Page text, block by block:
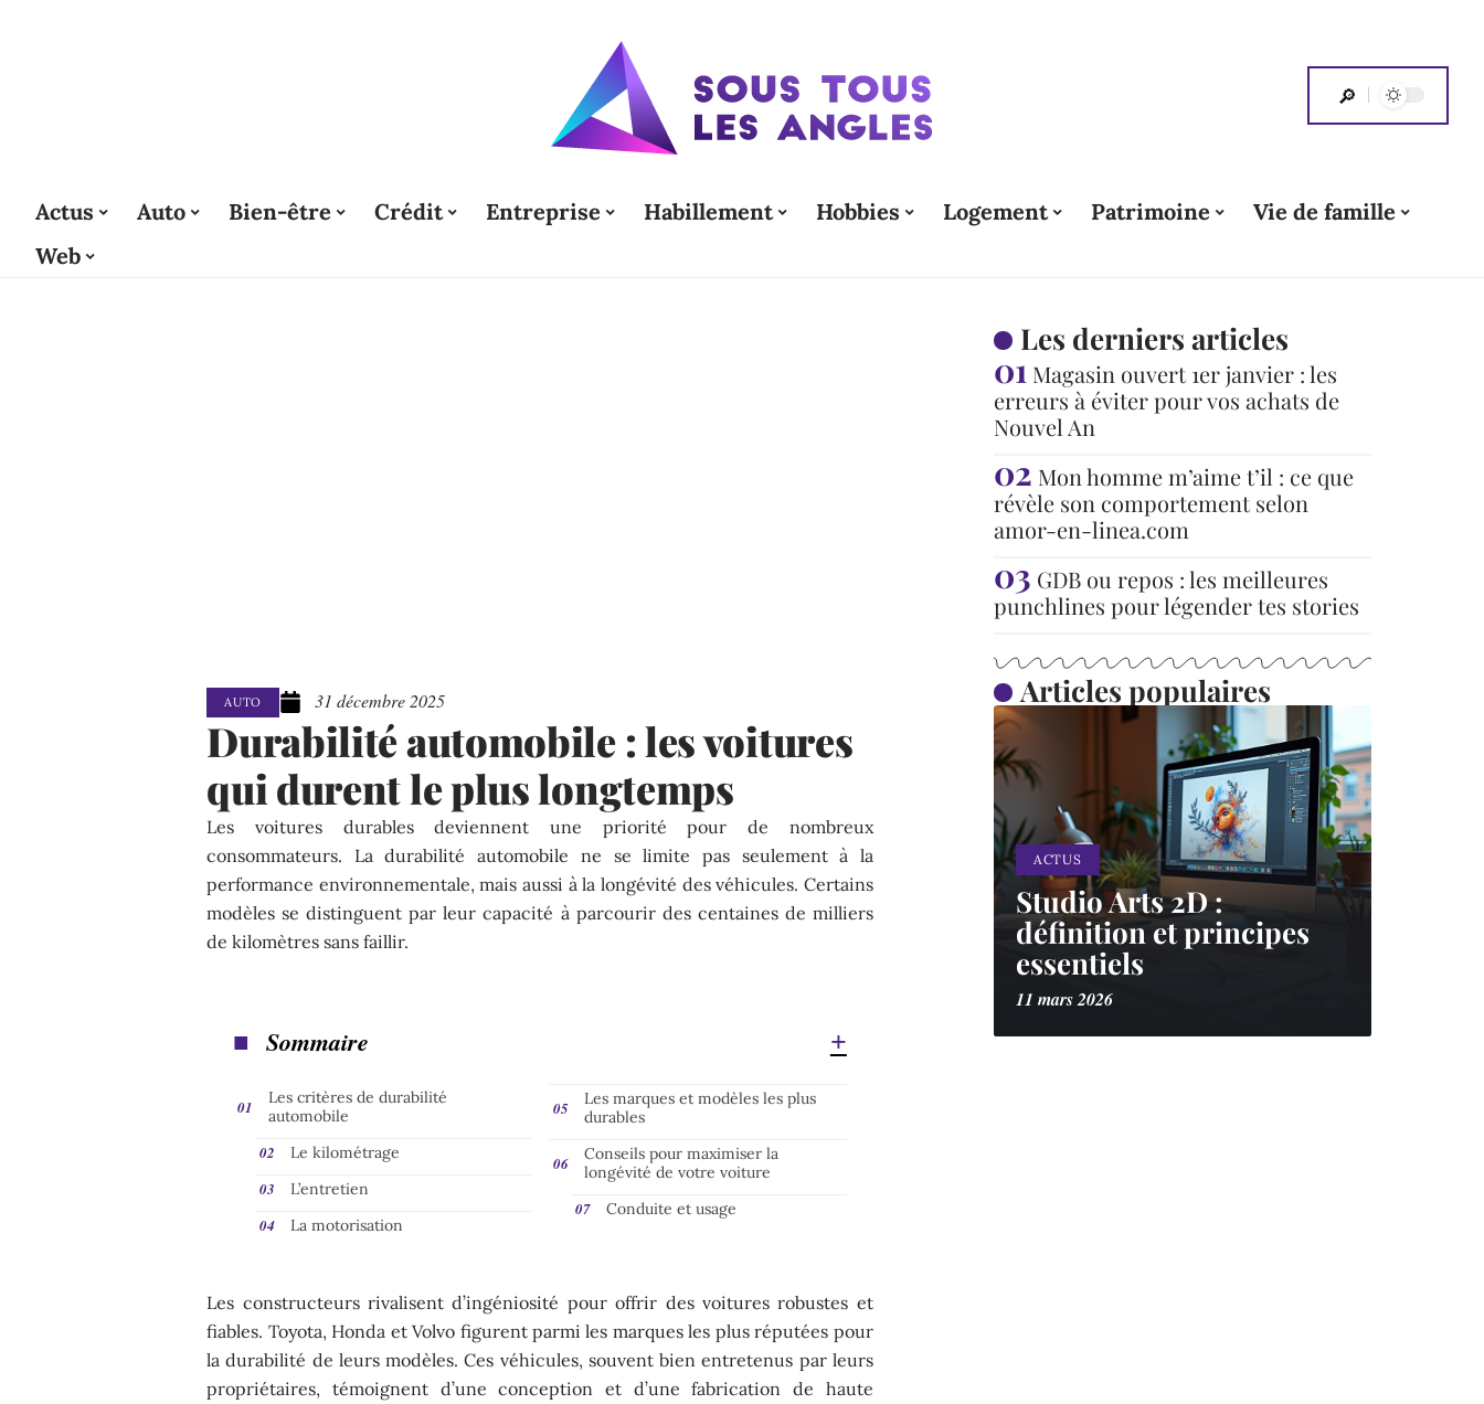
Actus Auto Bien-être Crédit Entreprise Habillement Hobbies Logement Patrimoine
Vie de famille
Web
AUTO 31 décembre 2025
Durabilité automobile : les voitures
qui durent le plus longtemps
Les voitures durables deviennent une priorité pour de nombreux
consommateurs. La durabilité automobile ne se limite pas seulement à la
performance environnementale, mais aussi à la longévité des véhicules. Certains
modèles se distinguent par leur capacité à parcourir des centaines de milliers
de kilomètres sans faillir.
Sommaire
Les critères de durabilité
automobile
Le kilométrage
L’entretien
La motorisation
Les marques et modèles les plus
durables
Conseils pour maximiser la
longévité de votre voiture
Conduite et usage
Les constructeurs rivalisent d’ingéniosité pour offrir des voitures robustes et
fiables. Toyota, Honda et Volvo figurent parmi les marques les plus réputées pour
la durabilité de leurs modèles. Ces véhicules, souvent bien entretenus par leurs
propriétaires, témoignent d’une conception et d’une fabrication de haute
Les derniers articles
Magasin ouvert 1er janvier : les
erreurs à éviter pour vos achats de
Nouvel An
Mon homme m’aime t’il : ce que
révèle son comportement selon
amor-en-linea.com
GDB ou repos : les meilleures
punchlines pour légender tes stories
Articles populaires
ACTUS
Studio Arts 2D :
définition et principes
essentiels
11 mars 2026